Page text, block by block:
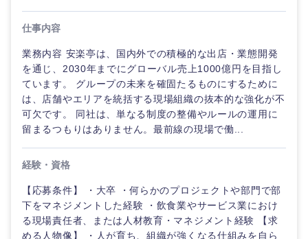
仕事内容
業務内容 安楽亭は、国内外での積極的な出店・業態開発
を通じ、2030年までにグローバル売上1000億円を目指し
ています。 グループの未来を確固たるものにするために
は、店舗やエリアを統括する現場組織の抜本的な強化が不
可欠です。 同社は、単なる制度の整備やルールの運用に
留まるつもりはありません。最前線の現場で働...
経験・資格
【応募条件】 ・大卒 ・何らかのプロジェクトや部門で部
下をマネジメントした経験 ・飲食業やサービス業におけ
る現場責任者、または人材教育・マネジメント経験 【求
める人物像】 ・人が育ち、組織が強くなる仕組みを自ら